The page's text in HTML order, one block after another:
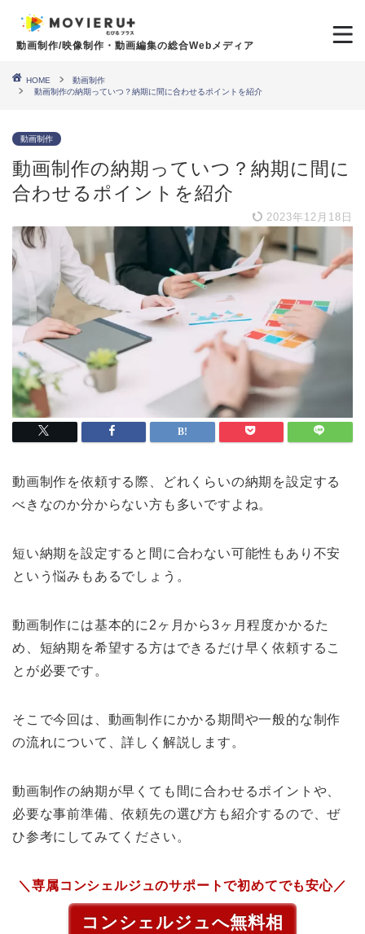
動画制作/映像制作・動画編集の総合Webメディア
HOME
動画制作
動画制作の納期っていつ？納期に間に合わせるポイントを紹介
動画制作
動画制作の納期っていつ？納期に間に
合わせるポイントを紹介
2023年12月18日
動画制作を依頼する際、どれくらいの納期を設定する
べきなのか分からない方も多いですよね。
短い納期を設定すると間に合わない可能性もあり不安
という悩みもあるでしょう。
動画制作には基本的に2ヶ月から3ヶ月程度かかるた
め、短納期を希望する方はできるだけ早く依頼するこ
とが必要です。
そこで今回は、動画制作にかかる期間や一般的な制作
の流れについて、詳しく解説します。
動画制作の納期が早くても間に合わせるポイントや、
必要な事前準備、依頼先の選び方も紹介するので、ぜ
ひ参考にしてみてください。
＼専属コンシェルジュのサポートで初めてでも安心／
コンシェルジュへ無料相